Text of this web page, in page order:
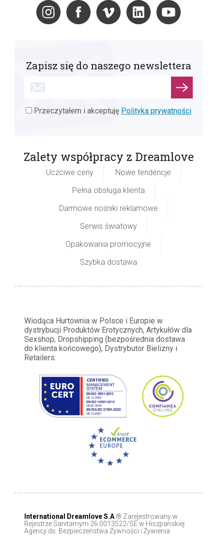
Zapisz się do naszego newslettera
Przeczytałem i akceptuję Polityka prywatności
Zalety współpracy z Dreamlove
Uczciwe ceny
Nowe tendencje
Pełna obsługa klienta
Darmowe nośniki reklamowe
Serwis światowy
Opakowania promocyjne
Szybka dostawa
Wiodąca Hurtownia w Polsce i Europie w
dystrybucji Produktów Erotycznych, Artykułów dla
Sexshop, Dropshipping (bezpośrednia dostawa
do klienta końcowego), Dystrybutor Bielizny i
Retailers.
International Dreamlove S.A .® Zarejestrowany w
Rejestrze Sanitarnym 26.0013522/SE w Hiszpańskiej
Agencji ds. Bezpieczeństwa Żywności i Żywienia